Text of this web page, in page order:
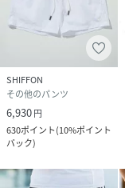
SHIFFON
その他のパンツ
6,930円
630ポイント(10%ポイント
バック)